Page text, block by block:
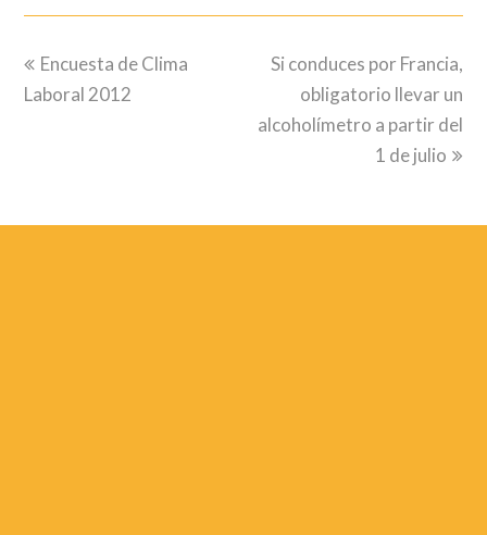
previous
post:
Encuesta de Clima
Laboral 2012
next
post:
Si conduces por Francia,
obligatorio llevar un
alcoholímetro a partir del
1 de julio